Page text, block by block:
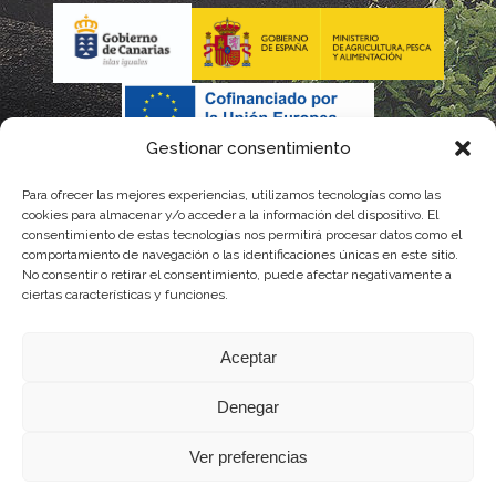
Gestionar consentimiento
Para ofrecer las mejores experiencias, utilizamos tecnologías como las
cookies para almacenar y/o acceder a la información del dispositivo. El
consentimiento de estas tecnologías nos permitirá procesar datos como el
comportamiento de navegación o las identificaciones únicas en este sitio.
No consentir o retirar el consentimiento, puede afectar negativamente a
ciertas características y funciones.
Aceptar
Denegar
Ver preferencias
La gestión de la DOP Lanzarote realizada por este Consejo
Regulador es financiada, parcialmente, por el Gobierno de
Canarias
Instituto Canario de Calidad Agroalimentaria